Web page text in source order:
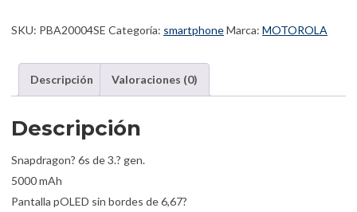
SKU: PBA20004SE Categoría: smartphoneMarca: MOTOROLA
Descripción Valoraciones (0)
Descripción
Snapdragon? 6s de 3.? gen.
5000 mAh
Pantalla pOLED sin bordes de 6,67?